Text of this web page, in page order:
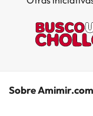
Sobre Amimir.com